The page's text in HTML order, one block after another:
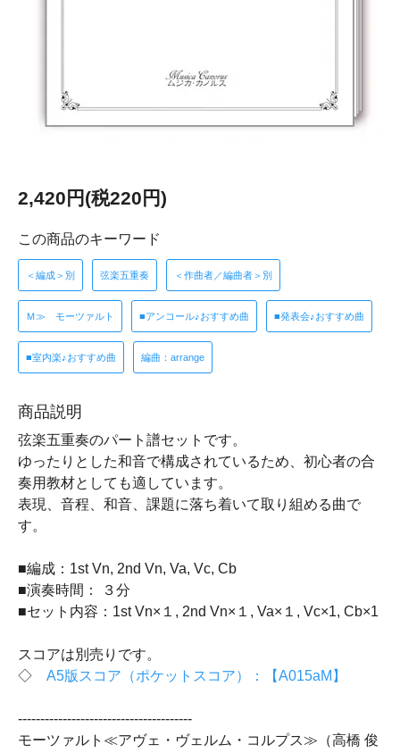
2,420円(税220円)
この商品のキーワード
＜編成＞別 弦楽五重奏 ＜作曲者／編曲者＞別
Ｍ≫ モーツァルト ■アンコール♪おすすめ曲 ■発表会♪おすすめ曲
■室内楽♪おすすめ曲 編曲：arrange
商品説明
弦楽五重奏のパート譜セットです。
ゆったりとした和音で構成されているため、初心者の合
奏用教材としても適しています。
表現、音程、和音、課題に落ち着いて取り組める曲で
す。
■編成：1st Vn, 2nd Vn, Va, Vc, Cb
■演奏時間： ３分
■セット内容：1st Vn×１, 2nd Vn×１, Va×１, Vc×1, Cb×1
スコアは別売りです。
◇ A5版スコア（ポケットスコア）：【A015aM】
---------------------------------------
モーツァルト≪アヴェ・ヴェルム・コルプス≫（高橋 俊